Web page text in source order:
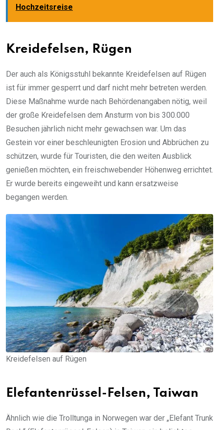
Hochzeitsreise
Kreidefelsen, Rügen
Der auch als Königsstuhl bekannte Kreidefelsen auf Rügen
ist für immer gesperrt und darf nicht mehr betreten werden.
Diese Maßnahme wurde nach Behördenangaben nötig, weil
der große Kreidefelsen dem Ansturm von bis 300.000
Besuchen jährlich nicht mehr gewachsen war. Um das
Gestein vor einer beschleunigten Erosion und Abbrüchen zu
schützen, wurde für Touristen, die den weiten Ausblick
genießen möchten, ein freischwebender Höhenweg errichtet.
Er wurde bereits eingeweiht und kann ersatzweise
begangen werden.
Kreidefelsen auf Rügen
Elefantenrüssel-Felsen, Taiwan
Ähnlich wie die Trolltunga in Norwegen war der „Elefant Trunk